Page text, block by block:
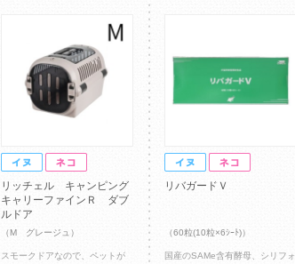
リッチェル キャンピング
キャリーファインＲ ダブ
ルドア
（M グレージュ）
スモークドアなので、ペットが
リバガードＶ
（60粒(10粒×6ｼｰﾄ)）
国産のSAMe含有酵母、シリフォ